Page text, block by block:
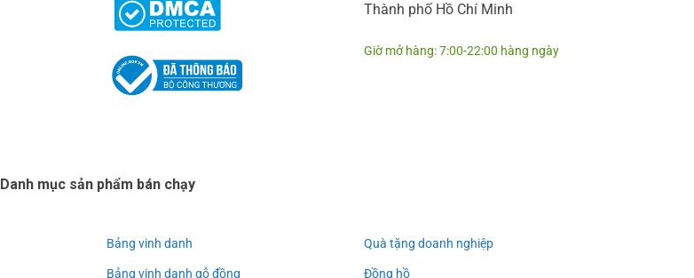
Thành phố Hồ Chí Minh
Giờ mở hàng: 7:00-22:00 hàng ngày
Danh mục sản phẩm bán chạy
Bảng vinh danh
Bảng vinh danh gỗ đồng
Quà tặng doanh nghiệp
Đồng hồ